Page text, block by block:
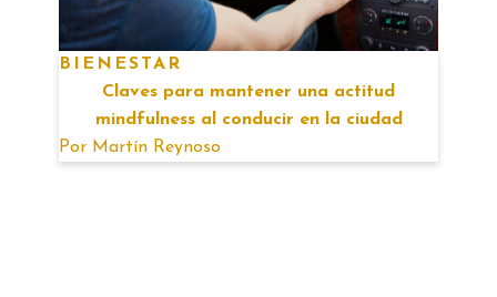
BIENESTAR
Claves para mantener una actitud
mindfulness al conducir en la ciudad
Por Martín Reynoso